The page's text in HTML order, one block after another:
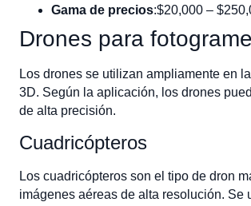
Gama de precios:$20,000 –
Drones para
Los drones se utilizan ampliamente en
3D. Según la aplicación, los drones
de alta precisión.
Cuadricópteros
Los cuadricópteros son el tipo de dron
imágenes aéreas de alta resolución.